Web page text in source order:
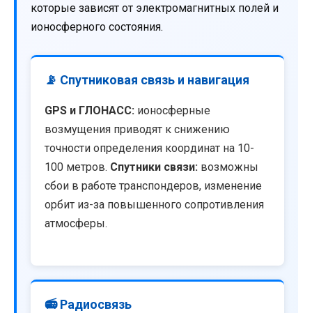
которые зависят от электромагнитных полей и
ионосферного состояния.
📡 Спутниковая связь и навигация
GPS и ГЛОНАСС: ионосферные
возмущения приводят к снижению
точности определения координат на 10-
100 метров. Спутники связи: возможны
сбои в работе транспондеров, изменение
орбит из-за повышенного сопротивления
атмосферы.
📻 Радиосвязь